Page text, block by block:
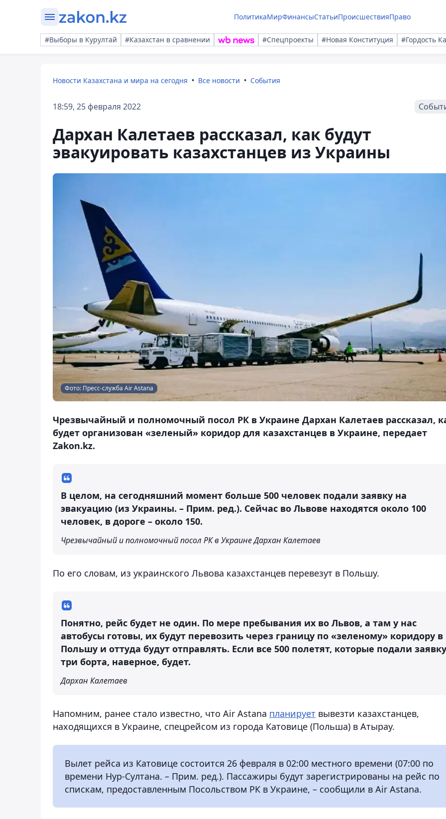
ПолитикаМирФинансыСтатьиПроисшествияПраво
#Выборы в Курултай #Казахстан в сравнении #Спецпроекты #Новая Конституция #Гордость
Новости Казахстана и мира на сегодня Все новости События
18:59, 25 февраля 2022
Дархан Калетаев рассказал, как будут
эвакуировать казахстанцев из Украины
Фото: Пресс-служба Air Astana
Чрезвычайный и полномочный посол РК в Украине Дархан Калетаев рассказал,
будет организован «зеленый» коридор для казахстанцев в Украине, передает
Zakon.kz.
В целом, на сегодняшний момент больше 500 человек подали заявку на
эвакуацию (из Украины. – Прим. ред.). Сейчас во Львове находятся около 100
человек, в дороге – около 150.
Чрезвычайный и полномочный посол РК в Украине Дархан Калетаев
По его словам, из украинского Львова казахстанцев перевезут в Польшу.
Понятно, рейс будет не один. По мере пребывания их во Львов, а там у нас
автобусы готовы, их будут перевозить через границу по «зеленому» коридору в
Польшу и оттуда будут отправлять. Если все 500 полетят, которые подали
три борта, наверное, будет.
Дархан Калетаев
Напомним, ранее стало известно, что Air Astana планирует вывезти казахстанцев,
находящихся в Украине, спецрейсом из города Катовице (Польша) в Атырау.
Вылет рейса из Катовице состоится 26 февраля в 02:00 местного времени (07:00 по
времени Нур-Султана. – Прим. ред.). Пассажиры будут зарегистрированы на рейс по
спискам, предоставленным Посольством РК в Украине, – сообщили в Air Astana.